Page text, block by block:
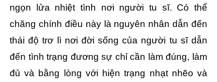
ngọn lửa nhiệt tình nơi người tu sĩ. Có thể
chăng chính điều này là nguyên nhân dẫn đến
thái độ trơ lì nơi đời sống của người tu sĩ dẫn
đến tình trạng đương sự chỉ cần làm đúng, làm
đủ và bằng lòng với hiện trạng nhạt nhẽo và